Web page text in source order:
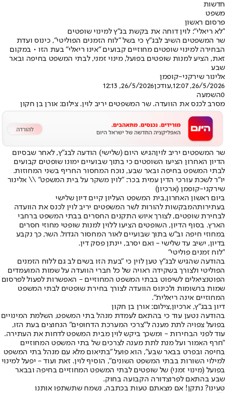
חדשות
משפט
פרסום ראשון
"לא ריאלי": לוין דוחה את בקשת בג"ץ למינוי שופטים
שר המשפטים השיב לבג"ץ כי בשל "לוח הזמנים הפוליטי", כינוס ועדת
הבחירה למינוי שופטים מחוזיים קבועים "אינו ריאלי" בעת הזו • במקום
זאת, הציע למנות שופטים בפועל, מינוי זמני, לבתי המשפט בחיפה ובאר
שבע
אלינור שירקני-קופמן
26/5/2026, 12:07
,עודכן26/5/2026, 12:13
0השמעה
מסרב לכנס את הוועדה. שר המשפטים יריב לוין. צילום: אורן בן חקון
שר המשפטים יריב לויןהגיש היום (שלישי) הודעה לבג"ץ, לאחר שבסיום
הדיון האחרון הציעו השופטים כי בתוך שבועיים ימונו שופטים קבועים
לבתי המשפט בחיפה ובאר שבע, נוכח המחסור החריף בשני המחוזות.
יו״ר לשכת עורכי הדין עמית בכר: "לוין משקר על בית המשפט" \\ אלינור
שירקני-קופמן (ארכיון)
ביום ראשון האחרון,בית המשפט העליון קיים דיון שלישי
בעתירותהמבקשות להורות לשר המשפטים יריב לוין לכנס את הוועדה
לבחירת שופטים, לצורך איוש התקנים החסרים בבתי המשפט ברחבי
הארץ. בסוף הדיון, השופטים הציעו ללוין למנות שופטי מחוזי חסרים
במחוזי חיפה וב"ש בתוך שבועיים לאור המחסור הגדול. השר, כך נקבע
בדיון, ישיב עד שלישי - ואם יסרב, יינתן פסק דין.
"לוח זמנים פוליטי"
בהודעה שהגיש לבג״ץ טען לוין כי "בעת הזו בשים לב גם ללוח הזמנים
הפוליטי ולצורך בשקידה ראויה של כל חברי הוועדה על שמות המועמדים
הפוטנציאלים לשיפוט בבתי המשפט המחוזיים - האפשרות לפעול לפרסום
שמות ברשומות ולכינוס הוועדה לצורך בחירת שופטים לבתי המשפט
המחוזיים אינה ריאלית".
דיון בבג"ץ, ארכיון,צילום: אורן בן חקון
בהודעה נטען עוד כי בהתאם לעמדת מנהל בתי המשפט, השלמת המינויים
בפועל צפויה לתת מענה ל"צרכי המערכת הדחופים" הנחוצים בעת הזו,
עוד לפני הבחירות - ומשכך ביקש לוין מבית המשפט לדחות את העתירה.
"חרף האמור ועל מנת לתת מענה לצרכים של בתי המשפט המחוזיים
בחיפה ובפרט בבאר שבע”, הוא פועל "בתיאום מלא עם מנהל בתי המשפט
למילוי השורות בבתי המשפט השונים", הוסיף לוין. זאת ועוד - יפעל למינוי
בפועל (מינוי זמני) של שופטים לבתי המשפט המחוזיים בחיפה ובבאר
שבע בהתאם לפרוצדורה הקבועה בחוק.
טעינו? נתקן! אם מצאתם טעות בכתבה, נשמח שתשתפו אותנו